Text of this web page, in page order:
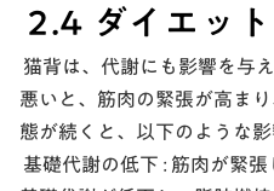
2.4 ダイエッ
猫背は、代謝にも影響を与
悪いと、筋肉の緊張が高ま
態が続くと、以下のような
基礎代謝の低下 :筋肉が緊